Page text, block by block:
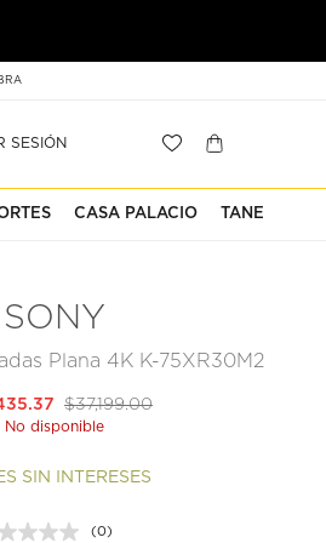
SESIÓN
CASA PALACIO TANE
SONY
Plana 4K K-75XR30M2
$37,199.00
No disponible
SIN INTERESES
(0)